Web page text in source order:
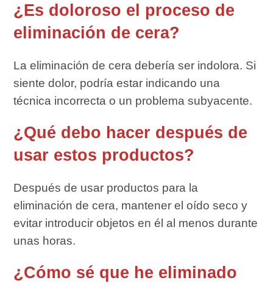
¿Es doloroso el proceso de
eliminación de cera?
La eliminación de cera debería ser indolora. Si
siente dolor, podría estar indicando una
técnica incorrecta o un problema subyacente.
¿Qué debo hacer después de
usar estos productos?
Después de usar productos para la
eliminación de cera, mantener el oído seco y
evitar introducir objetos en él al menos durante
unas horas.
¿Cómo sé que he eliminado